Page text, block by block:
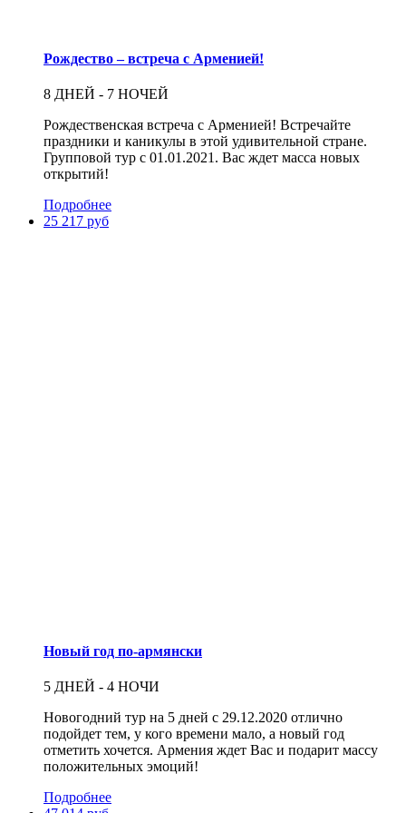
Рождество – встреча с Арменией!
8 ДНЕЙ - 7 НОЧЕЙ
Рождественская встреча с Арменией! Встречайте
праздники и каникулы в этой удивительной стране.
Групповой тур с 01.01.2021. Вас ждет масса новых
открытий!
Подробнее
25 217 руб
Новый год по-армянски
5 ДНЕЙ - 4 НОЧИ
Новогодний тур на 5 дней с 29.12.2020 отлично
подойдет тем, у кого времени мало, а новый год
отметить хочется. Армения ждет Вас и подарит массу
положительных эмоций!
Подробнее